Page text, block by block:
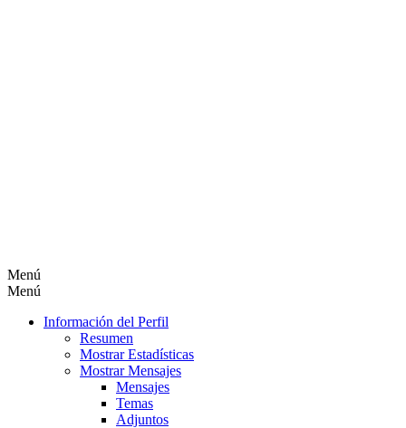
Menú
Menú
Información del Perfil
Resumen
Mostrar Estadísticas
Mostrar Mensajes
Mensajes
Temas
Adjuntos